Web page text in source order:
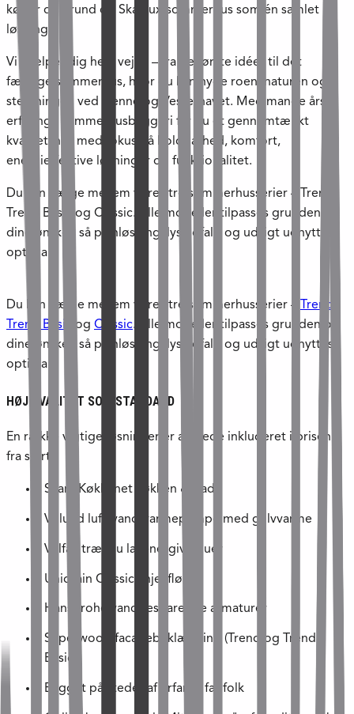
køber du grund og Skanlux-sommerhus som én samlet
løsning.
Vi hjælper dig hele vejen – fra de første idéer til det
færdige sommerhus, hvor du kan nyde roen, naturen og
stemningen ved Henne og Vesterhavet. Med mange års
erfaring i sommerhusbyggeri får du et gennemtænkt
kvalitetshus med fokus på holdbarhed, komfort,
energieffektive løsninger og funktionalitet.
Du kan vælge mellem vores tre sommerhusserier – Trend,
Trend Basic og Classic. Alle modeller tilpasses grunden og
dine ønsker, så planløsning, lysindfald og udsigt udnyttes
optimalt.
Du kan vælge mellem vores tre sommerhusserier – Trend
Trend Basic
og Classic. Alle modeller tilpasses grunden og
dine ønsker, så planløsning, lysindfald og udsigt udnyttes
optimalt.
HØJ KVALITET SOM STANDARD
En række vigtige løsninger er allerede inkluderet i prisen
fra start:
SvaneKøkkenet køkken & bad
Vølund luft/vand-varmepumpe med gulvvarme
Velfac træ/alu lavenergivinduer
Unidrain Classic linjeafløb
Hansgrohe vandbesparende armaturer
Superwood facadebeklædning (Trend og Trend
Basic)
Bygget på stedet af erfarne fagfolk